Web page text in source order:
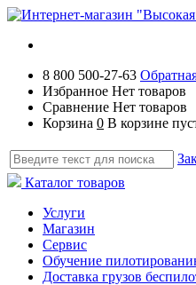
8 800 500-27-63
Избранное Нет товаров
Сравнение Нет товаров
Корзина 0 В корзине
Каталог товаров
Услуги
Магазин
Сервис
Обучение
Доставка грузов